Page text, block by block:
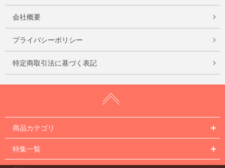
会社概要
プライバシーポリシー
特定商取引法に基づく表記
商品カテゴリ
特集一覧